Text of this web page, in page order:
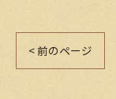
< 前のページ